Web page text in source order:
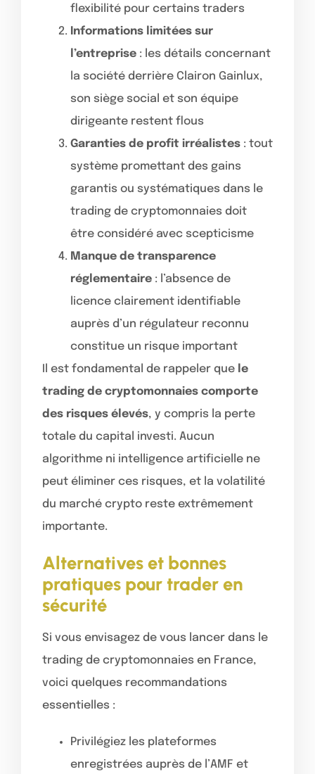
flexibilité pour certains traders
Informations limitées sur
l’entreprise : les détails concernant
la société derrière Clairon Gainlux,
son siège social et son équipe
dirigeante restent flous
Garanties de profit irréalistes : tout
système promettant des gains
garantis ou systématiques dans le
trading de cryptomonnaies doit
être considéré avec scepticisme
Manque de transparence
réglementaire : l’absence de
licence clairement identifiable
auprès d’un régulateur reconnu
constitue un risque important
Il est fondamental de rappeler que le
trading de cryptomonnaies comporte
des risques élevés, y compris la perte
totale du capital investi. Aucun
algorithme ni intelligence artificielle ne
peut éliminer ces risques, et la volatilité
du marché crypto reste extrêmement
importante.
Alternatives et bonnes
pratiques pour trader en
sécurité
Si vous envisagez de vous lancer dans le
trading de cryptomonnaies en France,
voici quelques recommandations
essentielles :
Privilégiez les plateformes
enregistrées auprès de l’AMF et